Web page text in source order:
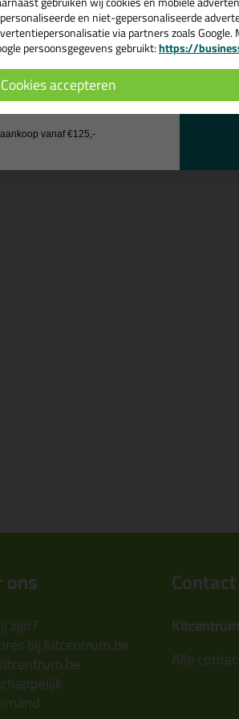
je meer weten over de toepassing en
ons
zijn?
bij kitcentrum.be
Contact
Alle
en niet-gepersonaliseerde
via partners zoals
persoonsgegevens gebruikt:https://
Cookies accepteren
de actiecode ›
geen cadeau
vanaf €125,-